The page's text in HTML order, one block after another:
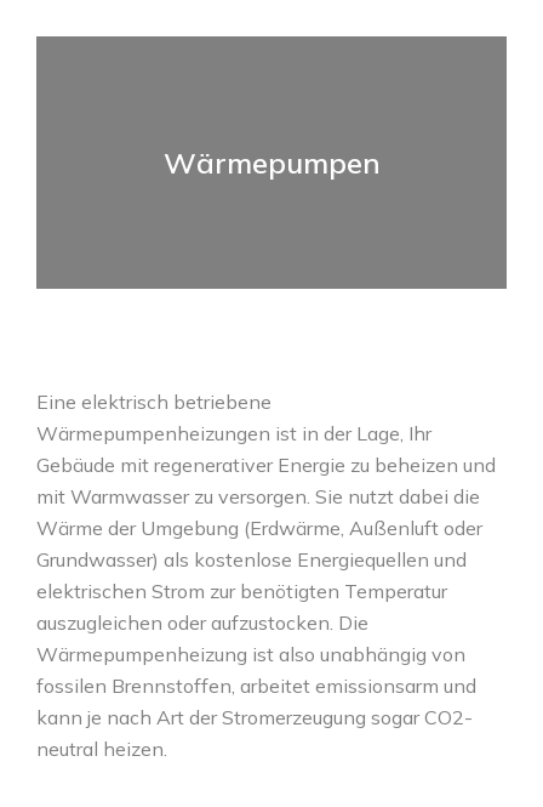
Wärmepumpen
Eine elektrisch betriebene
Wärmepumpenheizungen ist in der Lage, Ihr
Gebäude mit regenerativer Energie zu beheizen und
mit Warmwasser zu versorgen. Sie nutzt dabei die
Wärme der Umgebung (Erdwärme, Außenluft oder
Grundwasser) als kostenlose Energiequellen und
elektrischen Strom zur benötigten Temperatur
auszugleichen oder aufzustocken. Die
Wärmepumpenheizung ist also unabhängig von
fossilen Brennstoffen, arbeitet emissionsarm und
kann je nach Art der Stromerzeugung sogar CO2-
neutral heizen.